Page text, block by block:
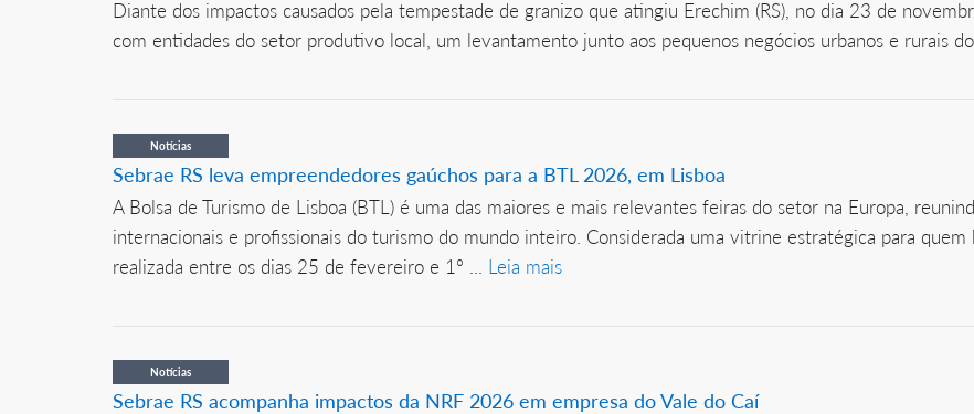
Diante dos impactos causados pela tempestade de granizo que atingiu Erechim (RS), no dia 23 de
com entidades do setor produtivo local, um levantamento junto aos pequenos negócios urbanos e rurais
Notícias
Sebrae RS leva empreendedores gaúchos para a BTL 2026, em Lisboa
A Bolsa de Turismo de Lisboa (BTL) é uma das maiores e mais relevantes feiras do setor na Europa,
internacionais e profissionais do turismo do mundo inteiro. Considerada uma vitrine estratégica para quem
realizada entre os dias 25 de fevereiro e 1º ... Leia mais
Notícias
Sebrae RS acompanha impactos da NRF 2026 em empresa do Vale do Caí